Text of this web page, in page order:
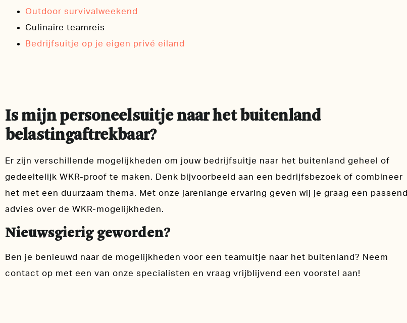
Outdoor survivalweekend
Culinaire teamreis
Bedrijfsuitje op je eigen privé eiland
Is mijn personeelsuitje naar het buitenland
belastingaftrekbaar?
Er zijn verschillende mogelijkheden om jouw bedrijfsuitje naar het buitenland geheel of
gedeeltelijk WKR-proof te maken. Denk bijvoorbeeld aan een bedrijfsbezoek of combineer
het met een duurzaam thema. Met onze jarenlange ervaring geven wij je graag een passend
advies over de WKR-mogelijkheden.
Nieuwsgierig geworden?
Ben je benieuwd naar de mogelijkheden voor een teamuitje naar het buitenland? Neem
contact op met een van onze specialisten en vraag vrijblijvend een voorstel aan!